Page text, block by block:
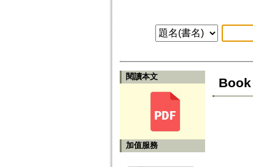
閱讀本文
加值服務